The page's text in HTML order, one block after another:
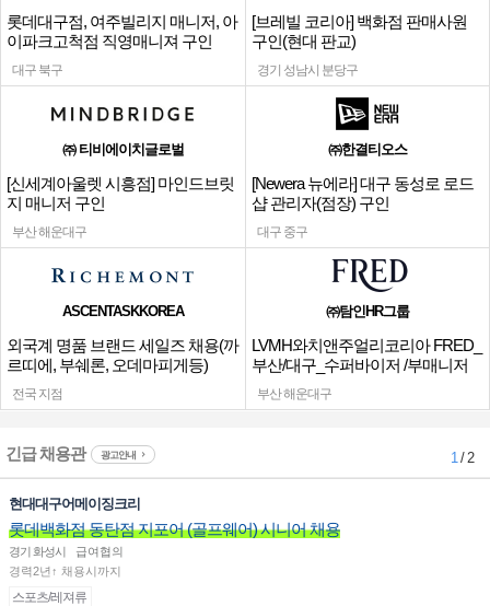
롯데대구점, 여주빌리지 매니저, 아
이파크고척점 직영매니져 구인
대구 북구
[브레빌 코리아] 백화점 판매사원
구인(현대 판교)
경기 성남시 분당구
㈜ 티비에이치글로벌
[신세계아울렛 시흥점] 마인드브릿
지 매니저 구인
부산 해운대구
㈜한결티오스
[Newera 뉴에라] 대구 동성로 로드
샵 관리자(점장) 구인
대구 중구
ASCENTASKKOREA
외국계 명품 브랜드 세일즈 채용(까
르띠에, 부쉐론, 오데마피게등)
전국 지점
㈜탐인HR그룹
LVMH와치앤주얼리코리아 FRED_
부산/대구_수퍼바이저 /부매니저
채용
부산 해운대구
긴급 채용관 광고안내 1/ 2
현대대구어메이징크리
롯데백화점 동탄점 지포어 (골프웨어) 시니어 채용
경기 화성시
급여협의
경력2년↑ 채용시까지
스포츠/레져류